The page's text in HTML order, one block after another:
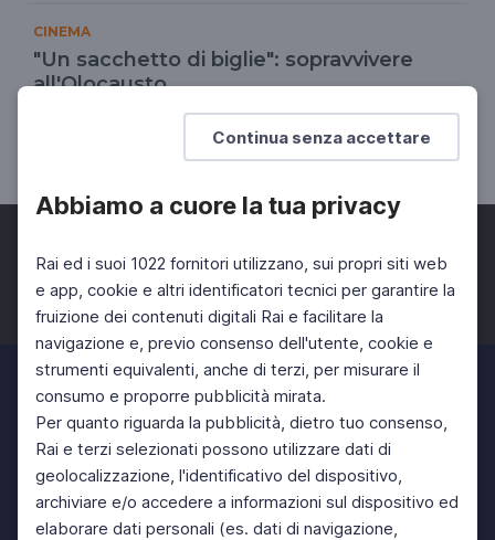
Continua senza accettare
Abbiamo a cuore la tua privacy
Rai ed i suoi 1022 fornitori utilizzano, sui propri siti web
e app, cookie e altri identificatori tecnici per garantire la
fruizione dei contenuti digitali Rai e facilitare la
navigazione e, previo consenso dell'utente, cookie e
strumenti equivalenti, anche di terzi, per misurare il
consumo e proporre pubblicità mirata.
Per quanto riguarda la pubblicità, dietro tuo consenso,
Rai e terzi selezionati possono utilizzare dati di
geolocalizzazione, l'identificativo del dispositivo,
archiviare e/o accedere a informazioni sul dispositivo ed
elaborare dati personali (es. dati di navigazione,
CINEMA
"Un sacchetto di biglie": sopravvivere
all'Olocausto
Il cinema racconta la storia
SCUOLA SECONDARIA 2° SCUOLA SECONDARIA 1°
Facebook Twitter Instagram